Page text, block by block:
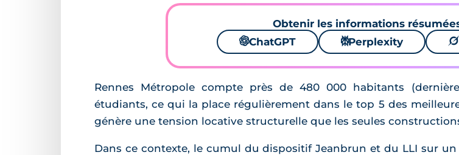
Obtenir les informations
🌌ChatGPT ⚙Perplexity 🪐
Rennes Métropole compte près de 480 000 habitants
étudiants, ce qui la place régulièrement dans le top 5 des
génère une tension locative structurelle que les seules
Dans ce contexte, le cumul du dispositif Jeanbrun et du LLI sur